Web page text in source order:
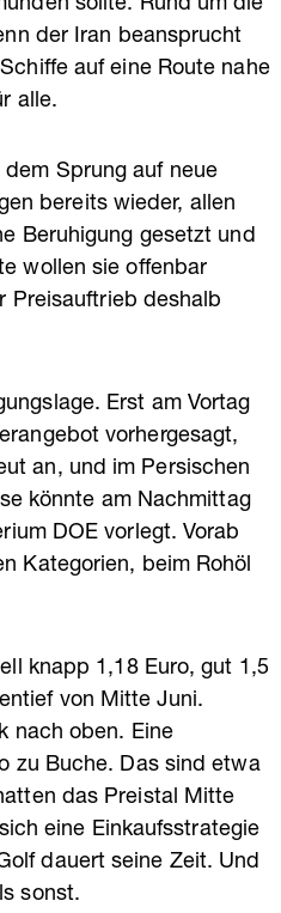
sollte. Rund um die
der Iran beansprucht
auf eine Route nahe
alle.
Sprung auf neue
bereits wieder, allen
Beruhigung gesetzt und
wollen sie offenbar
Preisauftrieb deshalb
Erst am Vortag
vorhergesagt,
an, und im Persischen
könnte am Nachmittag
DOE vorlegt. Vorab
Kategorien, beim Rohöl
knapp 1,18 Euro, gut 1,5
von Mitte Juni.
nach oben. Eine
zu Buche. Das sind etwa
das Preistal Mitte
eine Einkaufsstrategie
dauert seine Zeit. Und
sonst.